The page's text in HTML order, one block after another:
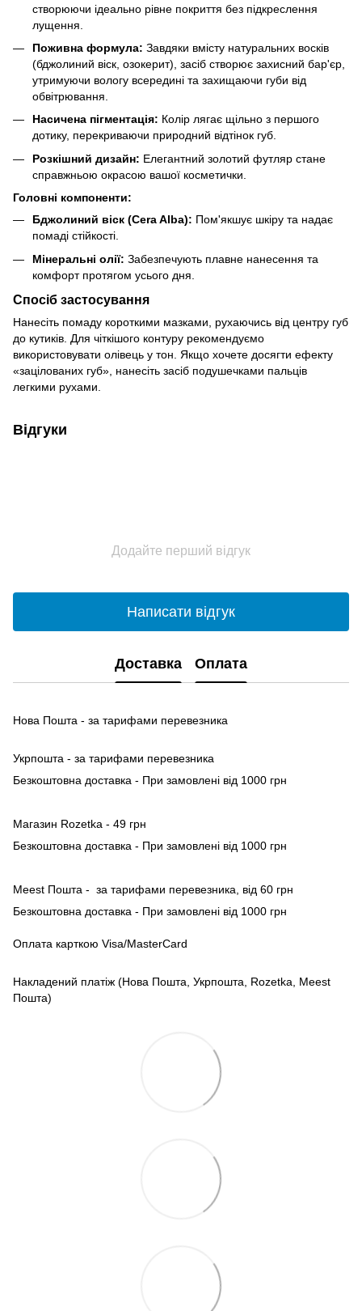
створюючи ідеально рівне покриття без підкреслення
лущення.
Поживна формула: Завдяки вмісту натуральних восків
(бджолиний віск, озокерит), засіб створює захисний бар'єр,
утримуючи вологу всередині та захищаючи губи від
обвітрювання.
Насичена пігментація: Колір лягає щільно з першого
дотику, перекриваючи природний відтінок губ.
Розкішний дизайн: Елегантний золотий футляр стане
справжньою окрасою вашої косметички.
Головні компоненти:
Бджолиний віск (Cera Alba): Пом'якшує шкіру та надає
помаді стійкості.
Мінеральні олії: Забезпечують плавне нанесення та
комфорт протягом усього дня.
Спосіб застосування
Нанесіть помаду короткими мазками, рухаючись від центру губ
до кутиків. Для чіткішого контуру рекомендуємо
використовувати олівець у тон. Якщо хочете досягти ефекту
«зацілованих губ», нанесіть засіб подушечками пальців
легкими рухами.
Відгуки
Додайте перший відгук
Написати відгук
Доставка Оплата
Нова Пошта - за тарифами перевезника
Укрпошта - за тарифами перевезника
Безкоштовна доставка - При замовлені від 1000 грн
Магазин Rozetka - 49 грн
Безкоштовна доставка - При замовлені від 1000 грн
Meest Пошта - за тарифами перевезника, від 60 грн
Безкоштовна доставка - При замовлені від 1000 грн
Оплата карткою Visa/MasterCard
Накладений платіж (Нова Пошта, Укрпошта, Rozetka, Meest
Пошта)